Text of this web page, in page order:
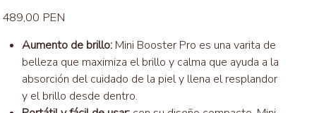
Precio
489,00 PEN
Aumento de brillo: Mini Booster Pro es una varita de
belleza que maximiza el brillo y calma que ayuda a la
absorción del cuidado de la piel y llena el resplandor
y el brillo desde dentro.